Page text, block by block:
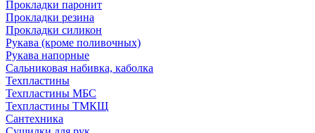
Прокладки паронит
Прокладки резина
Прокладки силикон
Рукава (кроме поливочных)
Рукава напорные
Сальниковая набивка, каболка
Техпластины
Техпластины МБС
Техпластины ТМКЩ
Сантехника